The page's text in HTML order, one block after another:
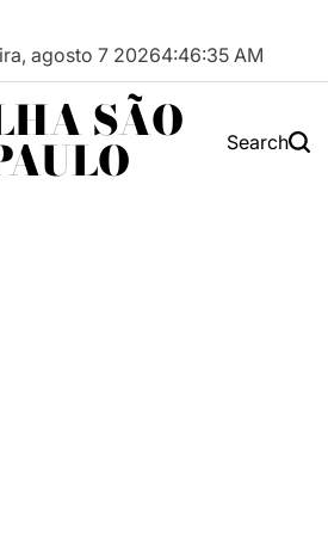
agosto 7 20264:46:35 AM
SÃO Search